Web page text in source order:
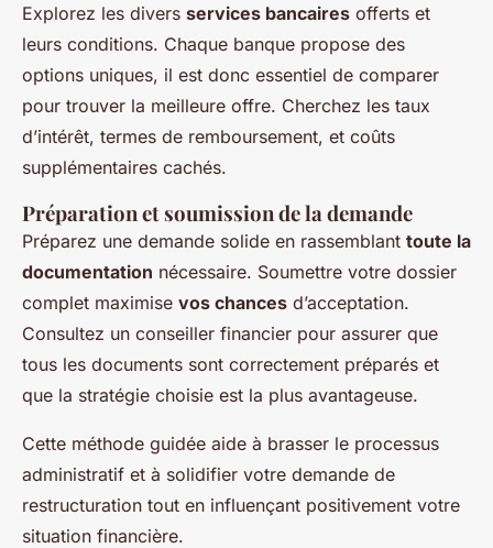
Explorez les divers services bancaires offerts et
leurs conditions. Chaque banque propose des
options uniques, il est donc essentiel de comparer
pour trouver la meilleure offre. Cherchez les taux
d’intérêt, termes de remboursement, et coûts
supplémentaires cachés.
Préparation et soumission de la demande
Préparez une demande solide en rassemblant toute la
documentation nécessaire. Soumettre votre dossier
complet maximise vos chances d’acceptation.
Consultez un conseiller financier pour assurer que
tous les documents sont correctement préparés et
que la stratégie choisie est la plus avantageuse.
Cette méthode guidée aide à brasser le processus
administratif et à solidifier votre demande de
restructuration tout en influençant positivement votre
situation financière.